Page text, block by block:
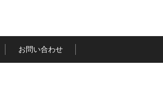
お問い合わせ